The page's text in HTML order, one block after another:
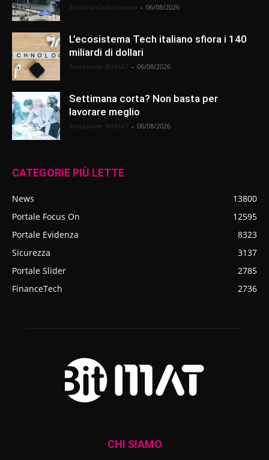
- 06/08/2026
L’ecosistema Tech italiano sfiora i 140
miliardi di dollari
- 06/08/2026
Settimana corta? Non basta per
lavorare meglio
- 06/08/2026
CATEGORIE PIÙ LETTE
News
13800
Portale Focus On
12595
Portale Evidenza
8323
Sicurezza
3137
Portale Slider
2785
FinanceTech
2736
CHI SIAMO